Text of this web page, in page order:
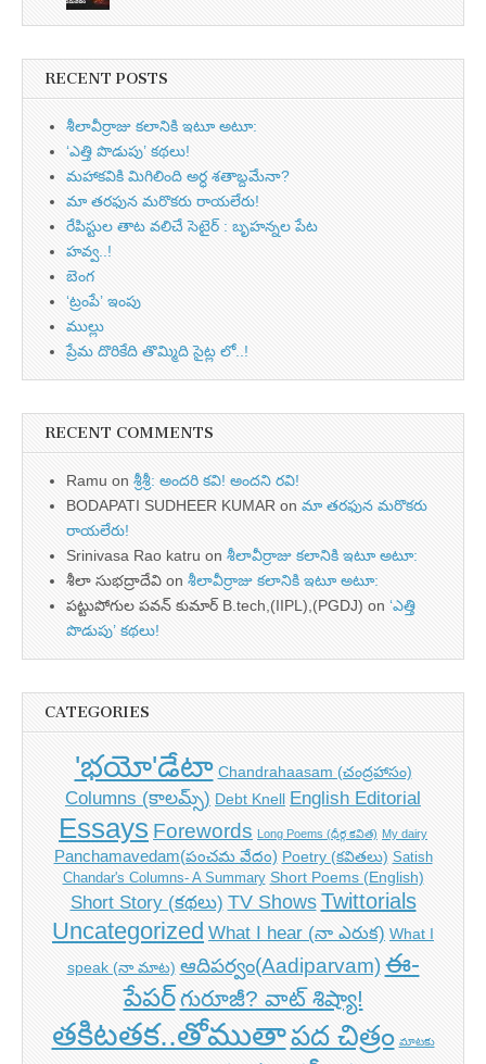
RECENT POSTS
శీలావీర్రాజు కలానికి ఇటూ అటూ:
‘ఎత్తి పొడుపు’ కథలు!
మహాకవికి మిగిలింది అర్ధ శతాబ్దమేనా?
మా తరఫున మరొకరు రాయలేరు!
రేపిస్టుల తాట వలిచే సెటైర్ : బృహన్నల పేట
హవ్వ..!
బెంగ
‘ట్రంపే’ ఇంపు
ముల్లు
ప్రేమ దొరికేది తొమ్మిది సైట్ల లో..!
RECENT COMMENTS
Ramu on శ్రీశ్రీ: అందరి కవి! అందని రవి!
BODAPATI SUDHEER KUMAR on మా తరఫున మరొకరు
రాయలేరు!
Srinivasa Rao katru on శీలావీర్రాజు కలానికి ఇటూ అటూ:
శీలా సుభద్రాదేవి on శీలావీర్రాజు కలానికి ఇటూ అటూ:
పట్టుపోగుల పవన్ కుమార్ B.tech,(IIPL),(PGDJ) on ‘ఎత్తి
పొడుపు’ కథలు!
CATEGORIES
'భయో'డేటా Chandrahaasam (చంద్రహాసం)
Columns (కాలమ్స్) Debt Knell English Editorial
Essays Forewords Long Poems (ధీర్గ కవిత) My dairy
Panchamavedam(పంచమ వేదం) Poetry (కవితలు) Satish
Chandar's Columns- A Summary Short Poems (English)
Short Story (కథలు) TV Shows Twittorials
Uncategorized What I hear (నా ఎరుక) What I
speak (నా మాట) ఆదిపర్వం(Aadiparvam) ఈ-
పేపర్గురూజీ? వాట్ శిష్యా!
తకిటతక..తోముతాపద చిత్రం మాటకు